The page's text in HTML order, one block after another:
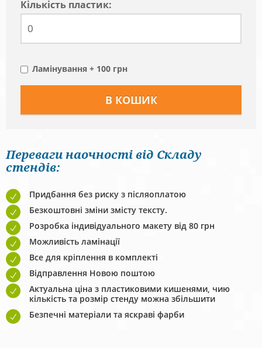
Кiлькiсть пластик:
Ламінування + 100 грн
Переваги наочності від Складу
стендів:
Придбання без риску з післяоплатою
Безкоштовні зміни змісту тексту.
Розробка індивідуального макету від 80 грн
Можливість ламінації
Все для кріплення в комплекті
Відправлення Новою поштою
Актуальна ціна з пластиковими кишенями, чию
кількість та розмір стенду можна збільшити
Безпечні матеріали та яскраві фарби